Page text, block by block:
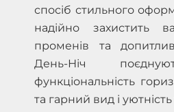
спосіб стильного
надійно захистить
променів та
День-Ніч
функціональність
та гарний вид і